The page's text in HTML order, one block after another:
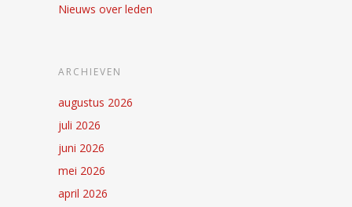
Nieuws over leden
ARCHIEVEN
augustus 2026
juli 2026
juni 2026
mei 2026
april 2026